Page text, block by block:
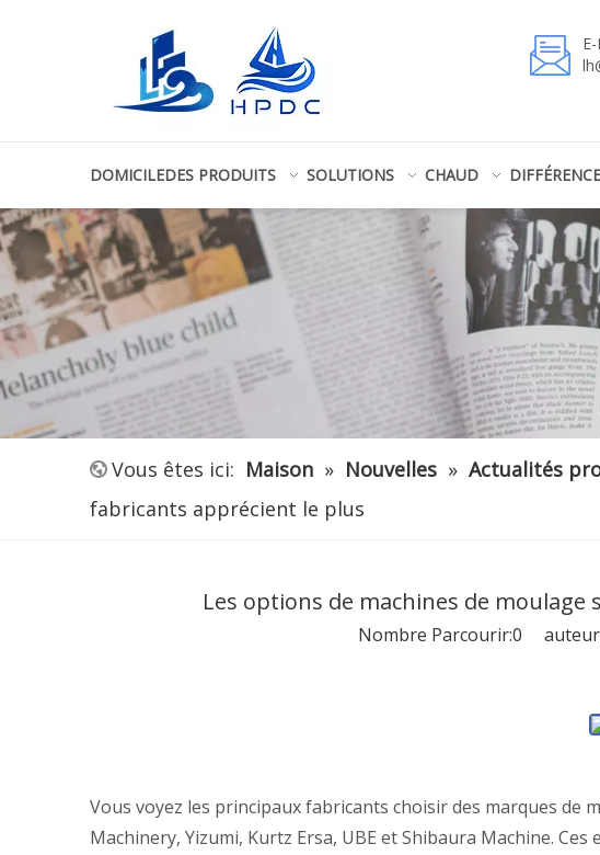
DOMICILEDES PRODUITS SOLUTIONS CHAUD
Vous êtes ici: Maison » Nouvelles » Actualités
fabricants apprécient le plus
Les options de machines de
Nombre Parcourir:0
Vous voyez les principaux fabricants choisir des marques de
Machinery, Yizumi, Kurtz Ersa, UBE et Shibaura Machine.